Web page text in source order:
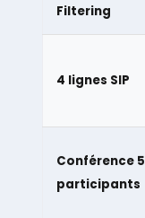
Filtering
4 lignes SIP
Conférence 5
participants